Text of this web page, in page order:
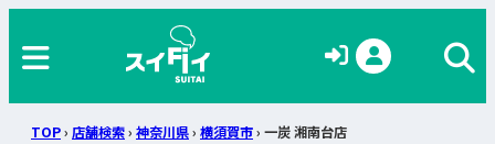
TOP› 店舗検索› 神奈川県› 横須賀市› 一炭 湘南台店